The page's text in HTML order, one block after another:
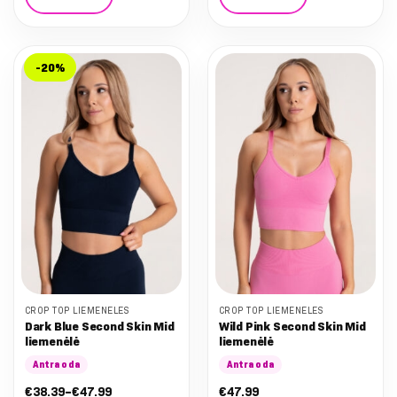
has
multiple
variants.
options
may
chosen
on
the
product
page
has
variants.
options
may
chosen
the
product
page
-20%
CROP TOP LIEMENĖLĖS
Dark Blue Second Skin Mid
liemenėlė
Antra oda
€38.39–€47.99
Nuo:
CROP TOP LIEMENĖLĖS
Wild Pink Second Skin Mid
liemenėlė
Antra oda
€47.99